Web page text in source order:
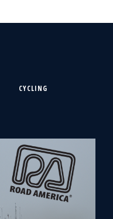
CYCLING